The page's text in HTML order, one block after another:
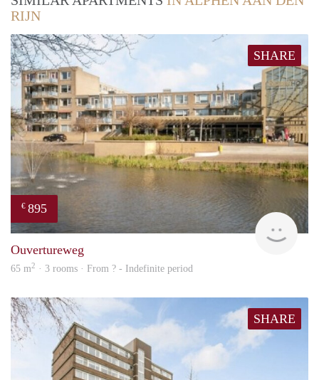
RIJN
SHARE
€ 895
Ouvertureweg
65 m2 · 3 rooms · From ? - Indefinite period
SHARE